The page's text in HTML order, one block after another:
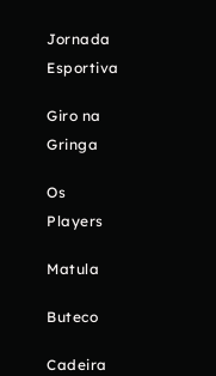
Jornada
Esportiva
Giro na
Gringa
Os
Players
Matula
Buteco
Cadeira